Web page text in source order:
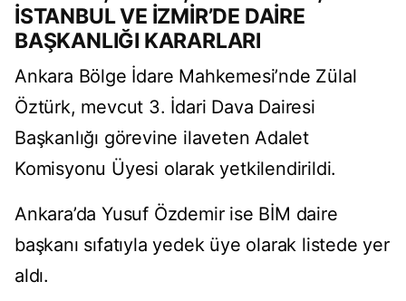
İSTANBUL VE İZMİR’DE DAİRE
BAŞKANLIĞI KARARLARI
Ankara Bölge İdare Mahkemesi’nde Zülal
Öztürk, mevcut 3. İdari Dava Dairesi
Başkanlığı görevine ilaveten Adalet
Komisyonu Üyesi olarak yetkilendirildi.
Ankara’da Yusuf Özdemir ise BİM daire
başkanı sıfatıyla yedek üye olarak listede yer
aldı.